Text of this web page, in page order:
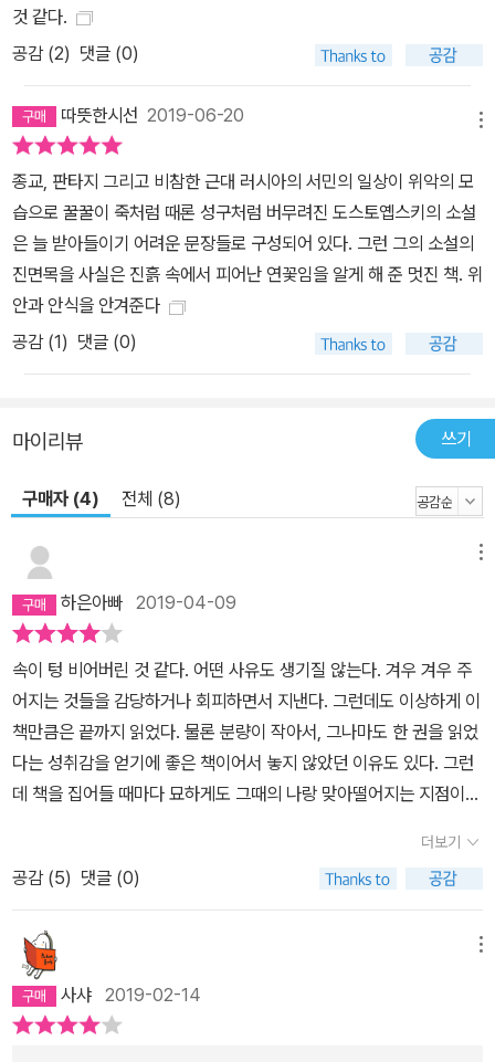
을 끼친 사상가로 도스토옙스키와 키르케고르를 먼저 언급한다. 193
3년에 처음 출간된 영어판의 색인을 기준으로 볼 때 《로마서》에서 언
도스토옙스키이다. 이처럼 20세기에 두 신학자의 우정 속에서 탄생
했던 책이 백 년이 지난 지금 한국에서 손성현 목사와 김진혁 교수의
우정을 통해 다시 태어나게 되었다. 김진혁 교수는 유학 시절 이 책을
처음 읽은 이후로 그 감동과 깨달음을 한국의 그리스도인도 맛보았으
면 하는 마음을 계속 품고 있다가, 때가 무르익었을 때 손성현 목사에
게 이 책을 소개했다. 칼 바르트의 《로마서》를 번역하기도 했던 손성
현 목사는 이번에 1922년에 출간되었던 독일어판을 소리 내어 읽으
며 백 년 전 투르나이젠의 강렬한 문체까지 우리말로 옮겼다. 김진혁
교수는 해제에서 이 저작이 탄생한 개인적이고 역사적인 맥락을 풍부
것 같다.
공감 (2) 댓글 (0)
따뜻한시선 2019-06-20
종교, 판타지 그리고 비참한 근대 러시아의 서민의 일상이 위악의 모
습으로 꿀꿀이 죽처럼 때론 성구처럼 버무려진 도스토옙스키의 소설
은 늘 받아들이기 어려운 문장들로 구성되어 있다. 그런 그의 소설의
진면목을 사실은 진흙 속에서 피어난 연꽃임을 알게 해 준 멋진 책. 위
안과 안식을 안겨준다
공감 (1) 댓글 (0)
마이리뷰 쓰기
구매자 (4) 전체 (8)
하은아빠 2019-04-09
속이 텅 비어버린 것 같다. 어떤 사유도 생기질 않는다. 겨우 겨우 주
어지는 것들을 감당하거나 회피하면서 지낸다. 그런데도 이상하게 이
책만큼은 끝까지 읽었다. 물론 분량이 작아서, 그나마도 한 권을 읽었
다는 성취감을 얻기에 좋은 책이어서 놓지 않았던 이유도 있다. 그런
데 책을 집어들 때마다 묘하게도 그때의 나랑 맞아떨어지는 지점이
그의 작품 중 <죄와 벌> <카라마조프가의 형제들> <백치>를 주로
다룬다. 나는 <죄와 벌>에 대한 해설이 가장 와닿았는데,인간의 모든
이념이나 규범을 넘어서는 그 무엇이 되려는 욕망을 가진 라스꼴리니
꼬프가 이 책 전반의 주제의식을 가장 잘 보여주는 사람인 것 같다. 인
간이라는 자리에 겸손히 머물려 하기보다는, 그 규범을 파괴하려는
것, 그 제한선을 지워버리려는 것, 그 속에 하나님이 되려하는 '프로메
테우스적 욕망'이 숨어있다. 물론 이 책은 그렇게 단도직입적으로, 노
더보기
공감 (5) 댓글 (0)
사샤 2019-02-14